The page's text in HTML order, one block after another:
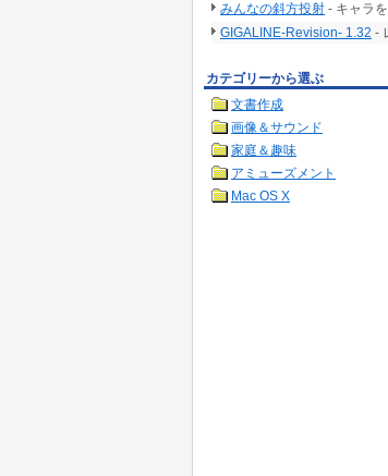
みんなの斜方投射 - キャラ
GIGALINE-Revision- 1.32 -
カテゴリーから選ぶ
文書作成
画像＆サウンド
家庭＆趣味
アミューズメント
Mac OS X